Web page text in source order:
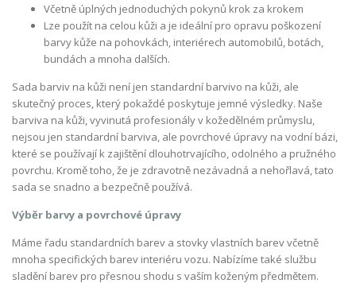
Včetně úplných jednoduchých pokynů krok za krokem
Lze použít na celou kůži a je ideální pro opravu poškození
barvy kůže na pohovkách, interiérech automobilů, botách,
bundách a mnoha dalších.
Sada barviv na kůži není jen standardní barvivo na kůži, ale
skutečný proces, který pokaždé poskytuje jemné výsledky. Naše
barviva na kůži, vyvinutá profesionály v kožedělném průmyslu,
nejsou jen standardní barviva, ale povrchové úpravy na vodní bázi,
které se používají k zajištění dlouhotrvajícího, odolného a pružného
povrchu. Kromě toho, že je zdravotně nezávadná a nehořlavá, tato
sada se snadno a bezpečně používá.
Výběr barvy a povrchové úpravy
Máme řadu standardních barev a stovky vlastních barev včetně
mnoha specifických barev interiéru vozu. Nabízíme také službu
sladění barev pro přesnou shodu s vaším koženým předmětem.